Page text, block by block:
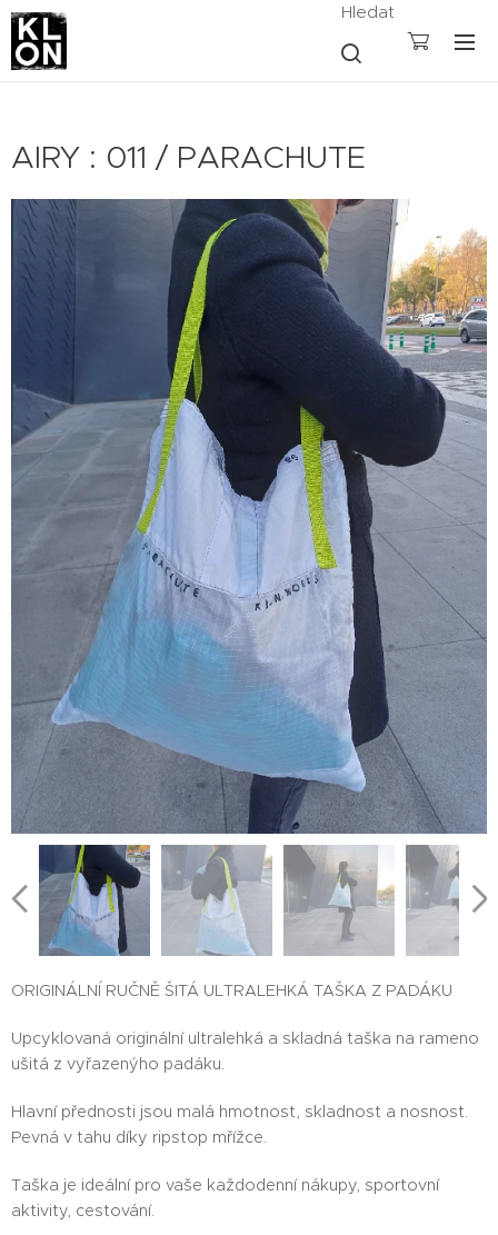
Hledat
AIRY : 011 / PARACHUTE
ORIGINÁLNÍ RUČNĚ ŠITÁ ULTRALEHKÁ TAŠKA Z PADÁKU
Upcyklovaná originální ultralehká a skladná taška na rameno
ušitá z vyřazenýho padáku.
Hlavní přednosti jsou malá hmotnost, skladnost a nosnost.
Pevná v tahu díky ripstop mřížce.
Taška je ideální pro vaše každodenní nákupy, sportovní
aktivity, cestování.